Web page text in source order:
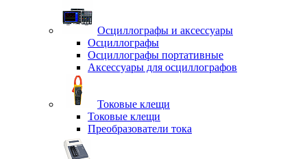
Осциллографы и аксессуары
Осциллографы
Осциллографы портативные
Аксессуары для осциллографов
Токовые клещи
Токовые клещи
Преобразователи тока